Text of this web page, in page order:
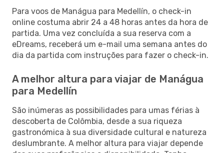
Para voos de Manágua para Medellín, o check-in
online costuma abrir 24 a 48 horas antes da hora de
partida. Uma vez concluída a sua reserva com a
eDreams, receberá um e-mail uma semana antes do
dia da partida com instruções para fazer o check-in.
A melhor altura para viajar de Manágua
para Medellín
São inúmeras as possibilidades para umas férias à
descoberta de Colômbia, desde a sua riqueza
gastronómica à sua diversidade cultural e natureza
deslumbrante. A melhor altura para viajar depende